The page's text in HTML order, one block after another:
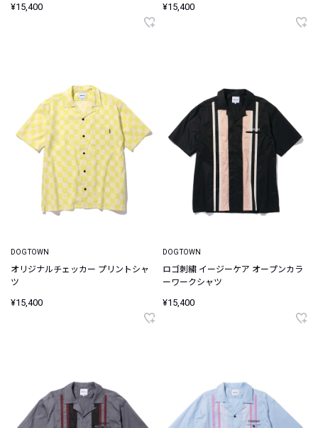
¥15,400 ¥15,400
DOGTOWN
オリジナルチェッカー プリントシャ
ツ
¥15,400
DOGTOWN
ロゴ刺繍 イージーケア オープンカラ
ーワークシャツ
¥15,400